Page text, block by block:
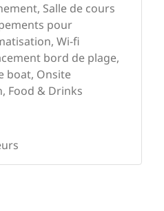
Salle de cours
pour
Wi-fi
bord de plage,
boat, Onsite
Food & Drinks